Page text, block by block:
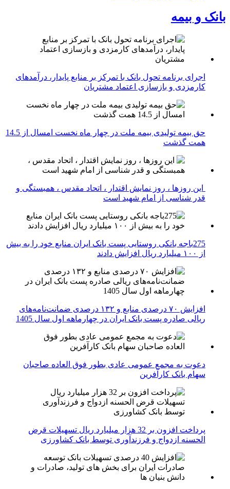
بانک و بیمه
اجرای برنامه تحول بانک با تمرکز بر منابع پایدار، درآمدهای
کارمزدی و بازسازی اعتماد مشتریان
حق بیمه تولیدی بیمه ملت در چهار ماه نخست امسال از 14.5
همت گذشت
این روزها ، روز نمایش اقتدار ، اتحاد مقدس ، همبستگی و
قدر شناسی از امام شهید است
275باجه بانکی روستایی پست بانک ایران منابع خود را به بیش
از ۱۰۰ میلیارد ریال افزایش دادند
افزایش ۷۰ درصدی منابع و ۱۳۲ درصدی ضمانت‌نامه‌های
ریالی صادره پست بانک ایران در چهارماهه اول سال 1405
دعوت به مجمع عمومی عادی بطور فوق العاده صاحبان
سهام بانک کارآفرین
پرداخت افزون بر 32 هزار میلیارد ریال تسهیلات قرض
الحسنه ازدواج و فرزندآوری توسط بانک کشاورزی